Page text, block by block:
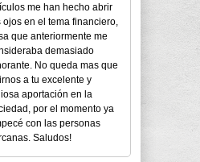
me han hecho abrir
ojos en el tema financiero,
que anteriormente me
demasiado
No queda mas que
a tu excelente y
aportación en la
por el momento ya
con las personas
Saludos!